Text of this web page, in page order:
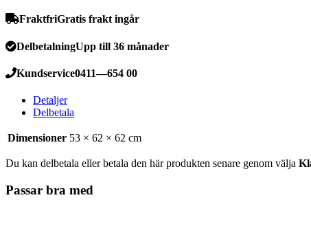
FraktfriGratis frakt ingår
DelbetalningUpp till 36 månader
Kundservice0411—654 00
Detaljer
Delbetala
Dimensioner 53 × 62 × 62 cm
Du kan delbetala eller betala den här produkten senare genom välja
Passar bra med